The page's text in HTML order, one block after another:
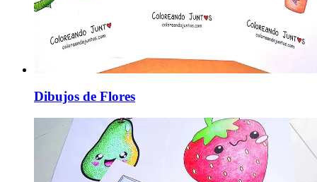
Dibujos de Flores